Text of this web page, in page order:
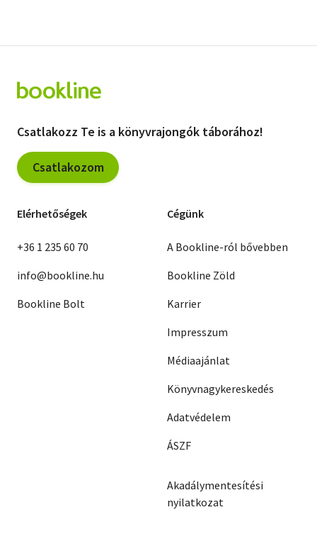
Csatlakozz Te is a könyvrajongók táborához!
Csatlakozom
Elérhetőségek
+36 1 235 60 70
info@bookline.hu
Bookline Bolt
Cégünk
A Bookline-ról bővebben
Bookline Zöld
Karrier
Impresszum
Médiaajánlat
Könyvnagykereskedés
Adatvédelem
ÁSZF
Akadálymentesítési
nyilatkozat